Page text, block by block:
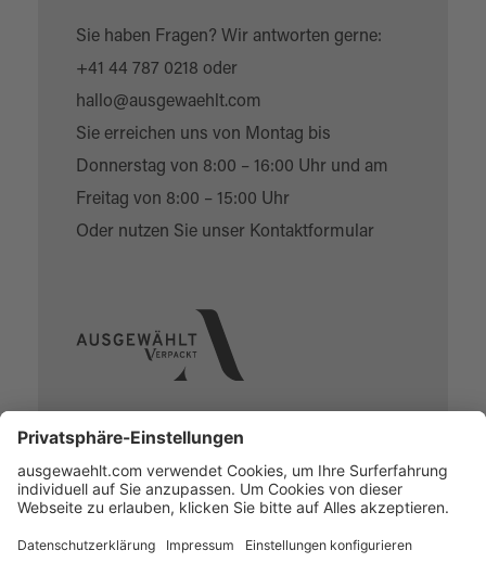
Über uns
Online Designer
Individual-Service
Sie haben Fragen? Wir antworten gerne:
+41 44 787 0218 oder
hallo@ausgewaehlt.com
Sie erreichen uns von Montag bis
Donnerstag von 8:00 – 16:00 Uhr und am
Freitag von 8:00 – 15:00 Uhr
Oder nutzen Sie unser Kontaktformular